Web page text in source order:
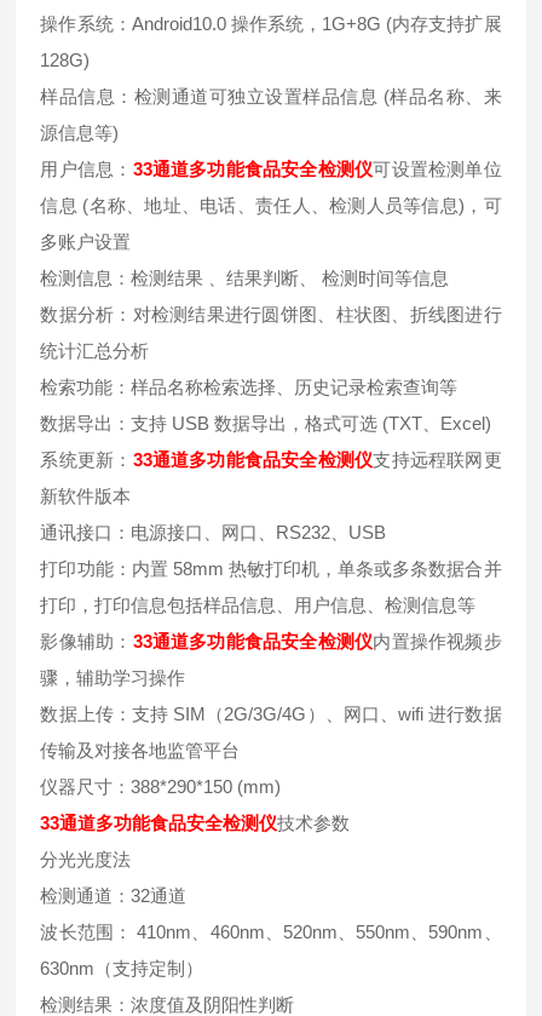
操作系统：Android10.0 操作系统，1G+8G (内存支持扩展
128G)
样品信息：检测通道可独立设置样品信息 (样品名称、来
源信息等)
用户信息： 33通道多功能食品安全检测仪可设置检测单位
信息 (名称、地址、电话、责任人、检测人员等信息)，可
多账户设置
检测信息：检测结果 、结果判断、 检测时间等信息
数据分析：对检测结果进行圆饼图、柱状图、折线图进行
统计汇总分析
检索功能：样品名称检索选择、历史记录检索查询等
数据导出：支持 USB 数据导出，格式可选 (TXT、Excel)
系统更新： 33通道多功能食品安全检测仪支持远程联网更
新软件版本
通讯接口：电源接口、网口、RS232、USB
打印功能：内置 58mm 热敏打印机，单条或多条数据合并
打印，打印信息包括样品信息、用户信息、检测信息等
影像辅助： 33通道多功能食品安全检测仪内置操作视频步
骤，辅助学习操作
数据上传：支持 SIM（2G/3G/4G）、网口、wifi 进行数据
传输及对接各地监管平台
仪器尺寸：388*290*150 (mm)
33通道多功能食品安全检测仪技术参数
分光光度法
检测通道：32通道
波长范围： 410nm、460nm、520nm、550nm、590nm、
630nm（支持定制）
检测结果：浓度值及阴阳性判断